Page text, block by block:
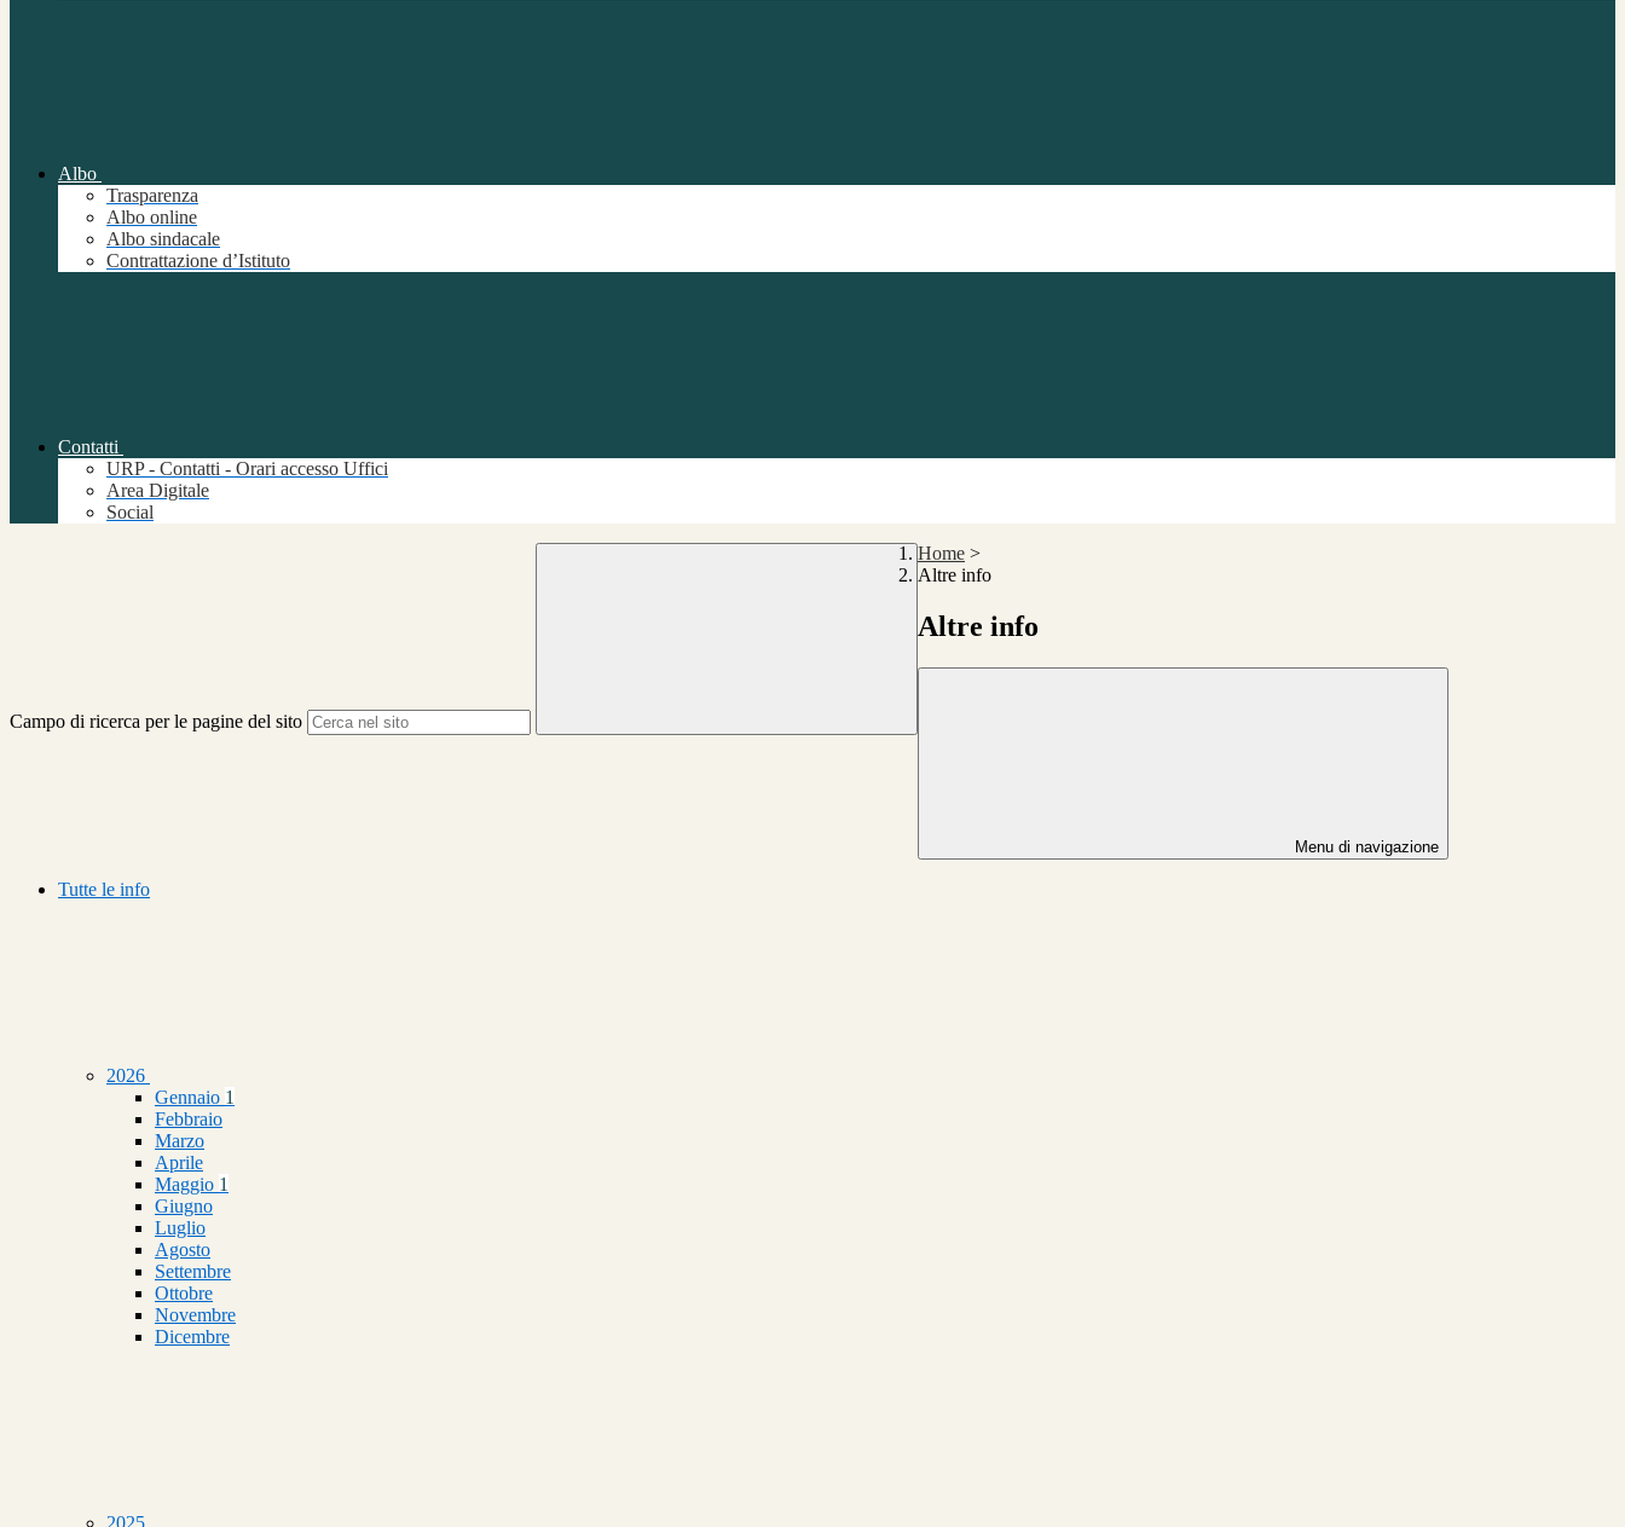
Albo
Trasparenza
Albo online
Albo sindacale
Contrattazione d’Istituto
Contatti
URP - Contatti - Orari accesso Uffici
Area Digitale
Social
Campo di ricerca per le pagine del sito
Home >
Altre info
Altre info
Menu di navigazione
Tutte le info
2026
Gennaio 1
Febbraio
Marzo
Aprile
Maggio 1
Giugno
Luglio
Agosto
Settembre
Ottobre
Novembre
Dicembre